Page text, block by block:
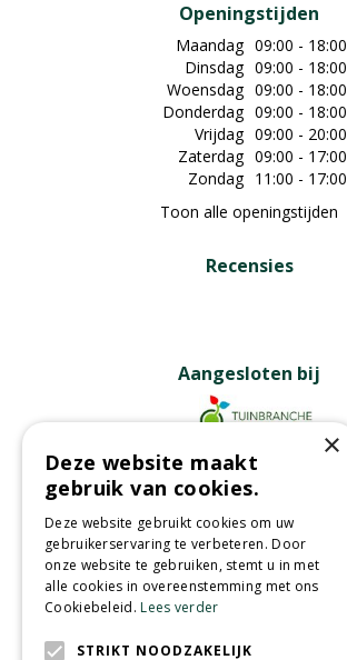
Openingstijden
Maandag 09:00 - 18:00
Dinsdag 09:00 - 18:00
Woensdag 09:00 - 18:00
Donderdag 09:00 - 18:00
Vrijdag 09:00 - 20:00
Zaterdag 09:00 - 17:00
Zondag 11:00 - 17:00
Toon alle openingstijden
Recensies
Aangesloten bij
Partners
Wij accepteren
×
Deze website maakt
gebruik van cookies.
Deze website gebruikt cookies om uw
gebruikerservaring te verbeteren. Door
onze website te gebruiken, stemt u in met
alle cookies in overeenstemming met ons
Cookiebeleid.Lees verder
STRIKT NOODZAKELIJK